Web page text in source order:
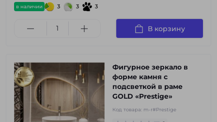
в наличии 3 3 3
В корзину
Фигурное зеркало в
форме камня с
подсветкой в раме
GOLD «Prestige»
Код товара: m-r#Prestige